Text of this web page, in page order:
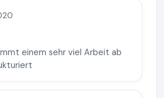
einem sehr viel Arbeit ab